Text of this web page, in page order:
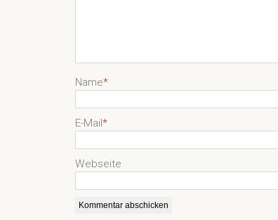
Name*
E-Mail*
Webseite